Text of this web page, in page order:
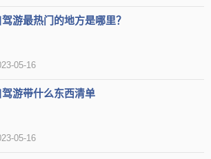
似，南禅寺的步行街也位于古运河旁边，在那里你
是小孩子最喜欢的地方，小朋友喜欢在这里买动漫
繁盛绚烂的樱花，感到愉悦和兴奋。
驾游最热门的地方是哪里？
05-16
驾游带什么东西清单
05-16